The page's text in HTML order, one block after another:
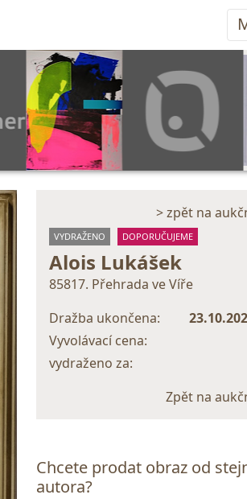
> zpět na
VYDRAŽENO DOPORUČUJEME
Alois Lukášek
85817. Přehrada ve Víře
Dražba ukončena:
Vyvolávací cena:
vydraženo za:
Zpět na
Chcete prodat obraz od
autora?